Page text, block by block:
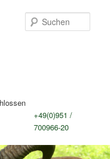
+49(0)951 /
700966-20